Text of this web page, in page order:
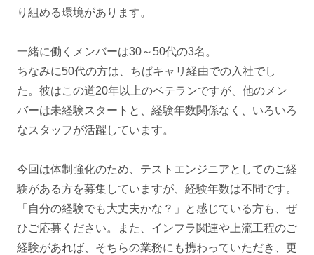
り組める環境があります。
一緒に働くメンバーは30～50代の3名。
ちなみに50代の方は、ちばキャリ経由での入社でし
た。彼はこの道20年以上のベテランですが、他のメン
バーは未経験スタートと、経験年数関係なく、いろいろ
なスタッフが活躍しています。
今回は体制強化のため、テストエンジニアとしてのご経
験がある方を募集していますが、経験年数は不問です。
「自分の経験でも大丈夫かな？」と感じている方も、ぜ
ひご応募ください。また、インフラ関連や上流工程のご
経験があれば、そちらの業務にも携わっていただき、更